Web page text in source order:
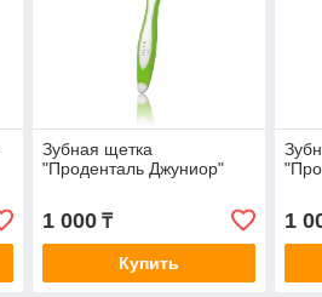
Зубная щетка
"Проденталь Джуниор"
1 000₸
Купить
1